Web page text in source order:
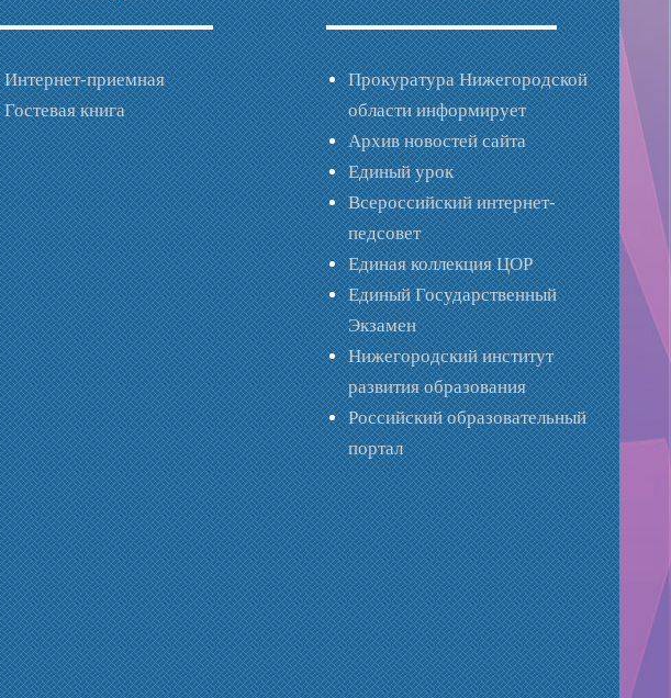
Интернет-приемная
Гостевая книга
Прокуратура Нижегородской
области информирует
Архив новостей сайта
Единый урок
Всероссийский интернет-
педсовет
Единая коллекция ЦОР
Единый Государственный
Экзамен
Нижегородский институт
развития образования
Российский образовательный
портал